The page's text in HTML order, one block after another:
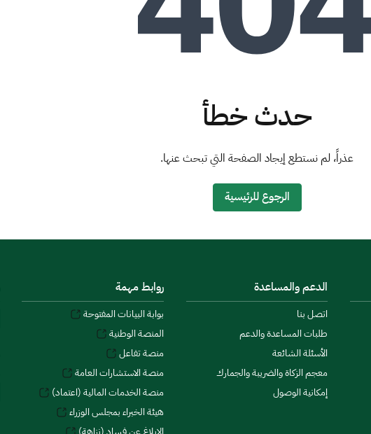
حدث خطأ
عذراً، لم نستطع إيجاد الصفحة التي تبحث عنها.
الرجوع للرئيسية
الدعم والمساعدة
اتصل بنا
طلبات المساعدة والدعم
الأسئلة الشائعة
معجم الزكاة والضريبة والجمارك
إمكانية الوصول
روابط مهمة
بوابة البيانات المفتوحة
المنصة الوطنية
منصة تفاعل
منصة الاستشارات العامة
منصة الخدمات المالية (اعتماد)
هيئة الخبراء بمجلس الوزراء